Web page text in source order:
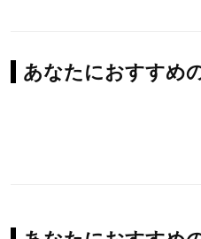
あなたにおすすめ